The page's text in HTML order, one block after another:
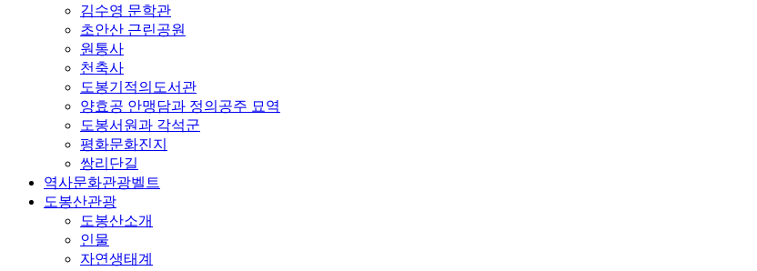
김수영 문학관
초안산 근린공원
원통사
천축사
도봉기적의도서관
양효공 안맹담과 정의공주 묘역
도봉서원과 각석군
평화문화진지
쌍리단길
역사문화관광벨트
도봉산관광
도봉산소개
인물
자연생태계